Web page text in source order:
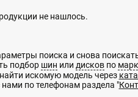
не нашлось.
поиска и снова
подбор шин или дисковпо
искомую модель через
по телефонам раздела "